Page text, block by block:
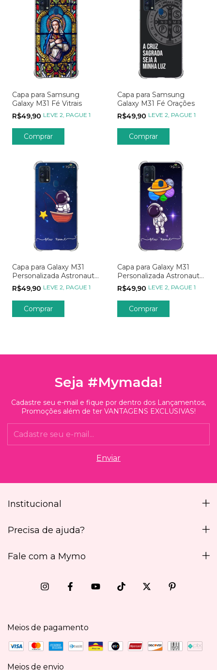
Capa para Samsung
Galaxy M31 Fé Vitrais
R$49,90 LEVE 2, PAGUE 1
Comprar
Capa para Samsung
Galaxy M31 Fé Orações
R$49,90 LEVE 2, PAGUE 1
Comprar
Capa para Galaxy M31
Personalizada Astronauta
Pescador de Estrelas
R$49,90 LEVE 2, PAGUE 1
Capa para Galaxy M31
Personalizada Astronauta
Balões Planetários
R$49,90 LEVE 2, PAGUE 1
Seja #Mymada!
Cadastre seu e-mail e fique por dentro dos Lançamentos,
Promoções além de ter VANTAGENS EXCLUSIVAS!
Institucional
Precisa de ajuda?
Fale com a Mymo
Meios de pagamento
Meios de envio